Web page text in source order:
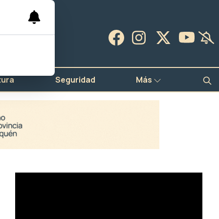
Seguridad Más